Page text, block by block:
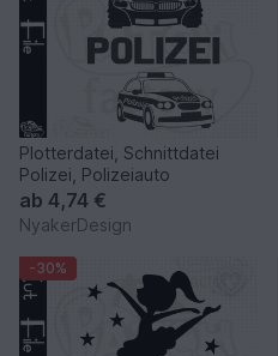
Plotterdatei, Schnittdatei
Polizei, Polizeiauto
ab 4,74 €
NyakerDesign
-30%